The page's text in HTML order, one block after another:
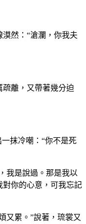
然：“滄瀾，你我夫
離，又帶著幾分迫
抹冷嘲：“你不是死
我是說過。那是我以
你的心意，可我忘記
又累。”說著，琉裳又